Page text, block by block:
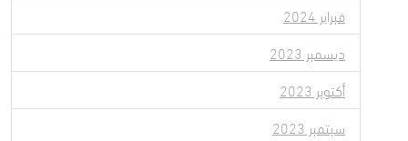
فبراير 2024
ديسمبر 2023
أكتوبر 2023
سبتمبر 2023